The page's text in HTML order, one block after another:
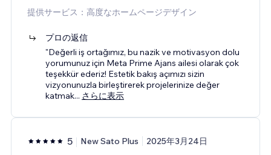
提供サービス：高度なホームページデザイン
プロの返信
"Değerli iş ortağımız, bu nazik ve motivasyon dolu
yorumunuz için Meta Prime Ajans ailesi olarak çok
teşekkür ederiz! Estetik bakış açımızı sizin
vizyonunuzla birleştirerek projelerinize değer
katmak... さらに表示
5 New Sato Plus 2025年3月24日